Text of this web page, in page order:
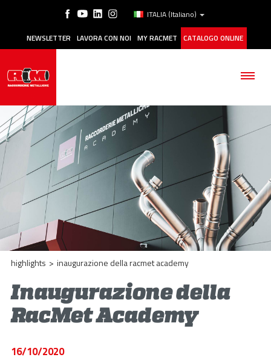
ITALIA (Italiano)
NEWSLETTER LAVORA CON NOI MY RACMET CATALOGO ONLINE
AZIENDA
PRODOTTI
APPLICAZIONI
MANUTENZIONE
STORIES
ACADEMY
BIM
highlights > inaugurazione della racmet academy
Inaugurazione della
RacMet Academy
16/10/2020